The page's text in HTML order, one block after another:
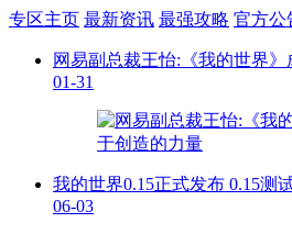
专区主页 最新资讯 最强攻略 官方公
网易副总裁王怡:《我的世界
01-31
我的世界0.15正式发布 0.15测
06-03